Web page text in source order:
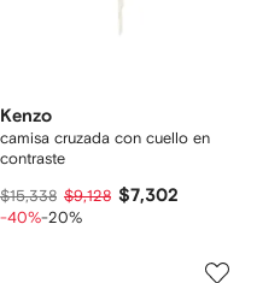
Kenzo
camisa cruzada con cuello en
contraste
$15,338 $9,128 $7,302
-40%-20%